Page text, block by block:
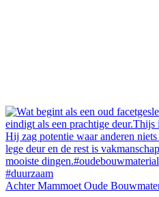
Achter Mammoet Oude